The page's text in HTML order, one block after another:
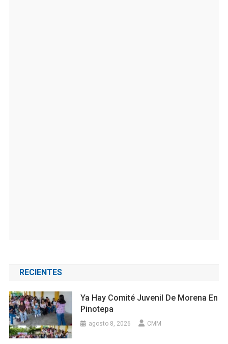
RECIENTES
Ya Hay Comité Juvenil De Morena En
Pinotepa
agosto 8, 2026 CMM